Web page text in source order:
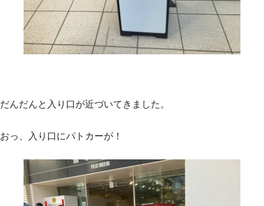
だんだんと入り口が近づいてきました。
おっ、入り口にパトカーが！